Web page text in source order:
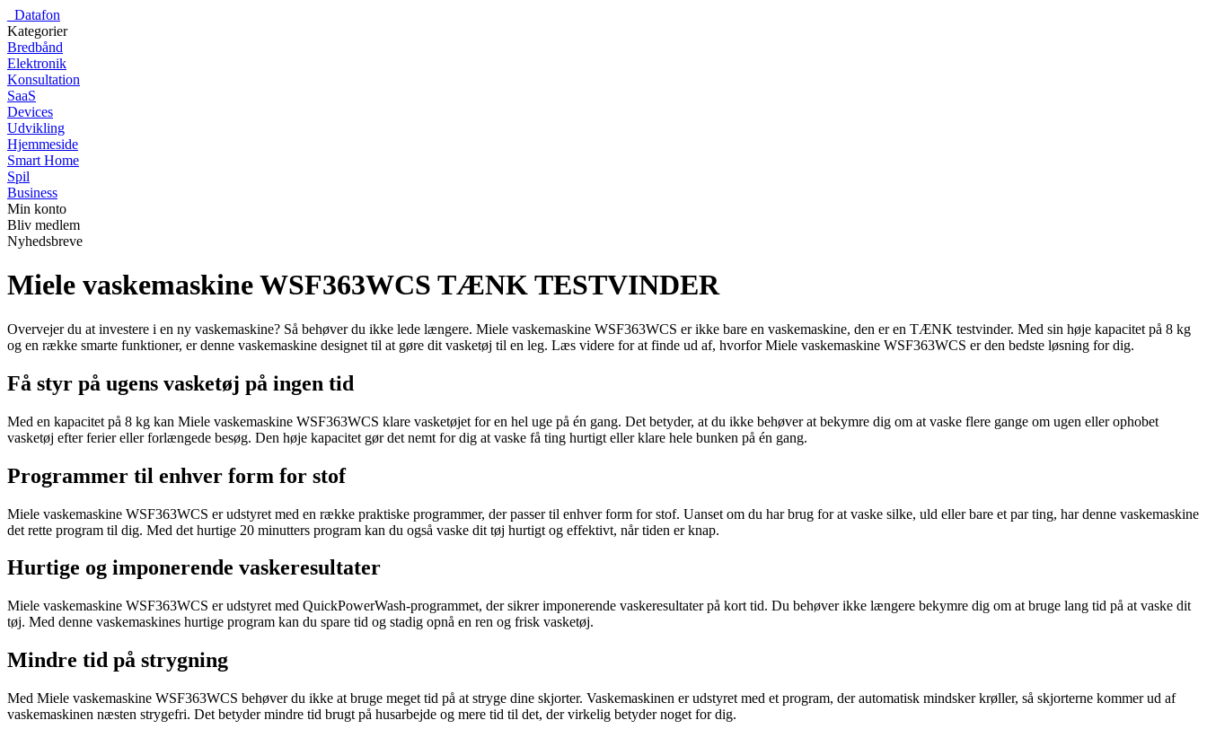
Datafon
Kategorier
Bredbånd
Elektronik
Konsultation
SaaS
Devices
Udvikling
Hjemmeside
Smart Home
Spil
Business
Min konto
Bliv medlem
Nyhedsbreve
Miele vaskemaskine WSF363WCS TÆNK TESTVINDER
Overvejer du at investere i en ny vaskemaskine? Så behøver du ikke lede længere. Miele vaskemaskine WSF363WCS er ikke bare en vaskemaskine, den er en TÆNK testvinder. Med sin høje kapacitet på 8 kg
og en række smarte funktioner, er denne vaskemaskine designet til at gøre dit vasketøj til en leg. Læs videre for at finde ud af, hvorfor Miele vaskemaskine WSF363WCS er den bedste løsning for dig.
Få styr på ugens vasketøj på ingen tid
Med en kapacitet på 8 kg kan Miele vaskemaskine WSF363WCS klare vasketøjet for en hel uge på én gang. Det betyder, at du ikke behøver at bekymre dig om at vaske flere gange om ugen eller ophobet
vasketøj efter ferier eller forlængede besøg. Den høje kapacitet gør det nemt for dig at vaske få ting hurtigt eller klare hele bunken på én gang.
Programmer til enhver form for stof
Miele vaskemaskine WSF363WCS er udstyret med en række praktiske programmer, der passer til enhver form for stof. Uanset om du har brug for at vaske silke, uld eller bare et par ting, har denne vaskemaskine
det rette program til dig. Med det hurtige 20 minutters program kan du også vaske dit tøj hurtigt og effektivt, når tiden er knap.
Hurtige og imponerende vaskeresultater
Miele vaskemaskine WSF363WCS er udstyret med QuickPowerWash-programmet, der sikrer imponerende vaskeresultater på kort tid. Du behøver ikke længere bekymre dig om at bruge lang tid på at vaske dit
tøj. Med denne vaskemaskines hurtige program kan du spare tid og stadig opnå en ren og frisk vasketøj.
Mindre tid på strygning
Med Miele vaskemaskine WSF363WCS behøver du ikke at bruge meget tid på at stryge dine skjorter. Vaskemaskinen er udstyret med et program, der automatisk mindsker krøller, så skjorterne kommer ud af
vaskemaskinen næsten strygefri. Det betyder mindre tid brugt på husarbejde og mere tid til det, der virkelig betyder noget for dig.